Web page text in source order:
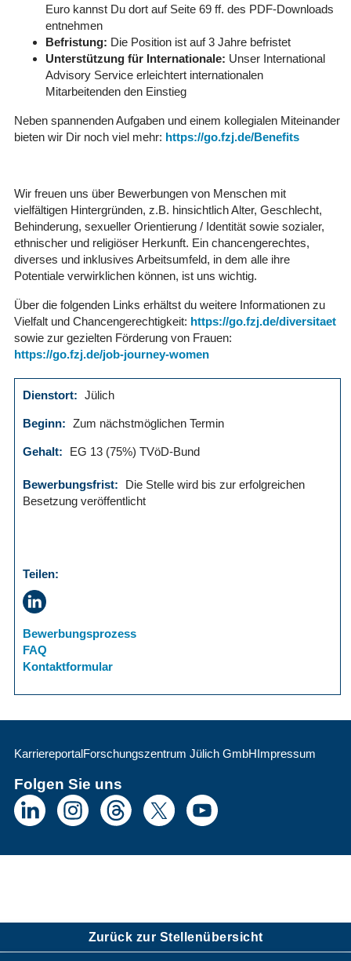
Euro kannst Du dort auf Seite 69 ff. des PDF-Downloads
entnehmen
Befristung: Die Position ist auf 3 Jahre befristet
Unterstützung für Internationale: Unser International
Advisory Service erleichtert internationalen
Mitarbeitenden den Einstieg
Neben spannenden Aufgaben und einem kollegialen Miteinander
bieten wir Dir noch viel mehr: https://go.fzj.de/Benefits
Wir freuen uns über Bewerbungen von Menschen mit
vielfältigen Hintergründen, z.B. hinsichtlich Alter, Geschlecht,
Behinderung, sexueller Orientierung / Identität sowie sozialer,
ethnischer und religiöser Herkunft. Ein chancengerechtes,
diverses und inklusives Arbeitsumfeld, in dem alle ihre
Potentiale verwirklichen können, ist uns wichtig.
Über die folgenden Links erhältst du weitere Informationen zu
Vielfalt und Chancengerechtigkeit: https://go.fzj.de/diversitaet
sowie zur gezielten Förderung von Frauen:
https://go.fzj.de/job-journey-women
Dienstort: Jülich
Beginn: Zum nächstmöglichen Termin
Gehalt: EG 13 (75%) TVöD-Bund
Bewerbungsfrist:
Die Stelle wird bis zur erfolgreichen
Besetzung veröffentlicht
Teilen:
Bewerbungsprozess
FAQ
Kontaktformular
KarriereportalForschungszentrum Jülich GmbHImpressum
Folgen Sie uns
Zurück zur Stellenübersicht